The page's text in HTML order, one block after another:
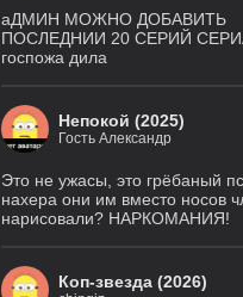
Великолепная
Пятерка
Закон природы
Медиум
аДМИН МОЖНО ДОБАВИТЬ
ПОСЛЕДНИИ 20 СЕРИЙ
госпожа дила
Непокой (2025)
Гость Александр
Это не ужасы, это грёбаный
нахера они им вместо носов
нарисовали? НАРКОМАНИЯ!
Коп-звезда (2026)